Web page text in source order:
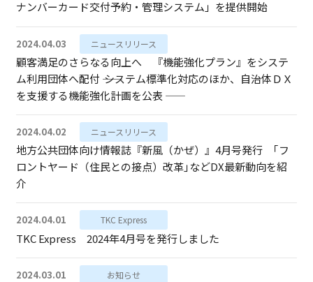
ナンバーカード交付予約・管理システム」を提供開始
2024.04.03 ニュースリリース
顧客満足のさらなる向上へ 『機能強化プラン』をシステ
ム利用団体へ配付 ―― システム標準化対応のほか、自治体ＤＸ
を支援する機能強化計画を公表 ――
2024.04.02 ニュースリリース
地方公共団体向け情報誌『新風（かぜ）』4月号発行 ｢フ
ロントヤード（住民との接点）改革｣などDX最新動向を紹
介
2024.04.01 TKC Express
TKC Express 2024年4月号を発行しました
2024.03.01 お知らせ